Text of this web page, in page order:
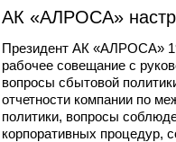
АК «АЛРОСА»
Президент АК «АЛРОСА»
рабочее совещание с
вопросы сбытовой
отчетности компании по
политики, вопросы
корпоративных процедур,